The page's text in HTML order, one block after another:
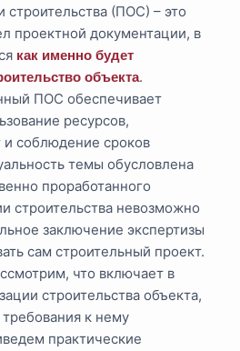
строительства (ПОС) – это
проектной документации, в
как именно будет
объекта.
ПОС обеспечивает
ресурсов,
и соблюдение сроков
темы обусловлена
проработанного
строительства невозможно
заключение экспертизы
сам строительный проект.
что включает в
строительства объекта,
к нему
практические